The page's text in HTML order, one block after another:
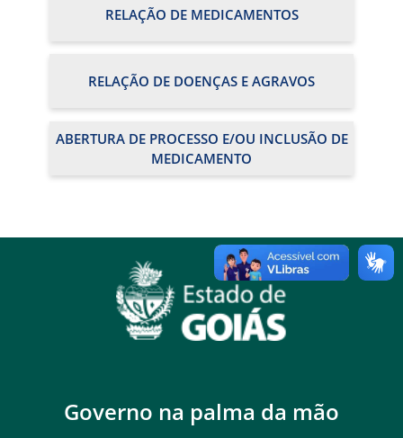
RELAÇÃO DE MEDICAMENTOS
RELAÇÃO DE DOENÇAS E AGRAVOS
ABERTURA DE PROCESSO E/OU INCLUSÃO DE
MEDICAMENTO
Governo na palma da mão